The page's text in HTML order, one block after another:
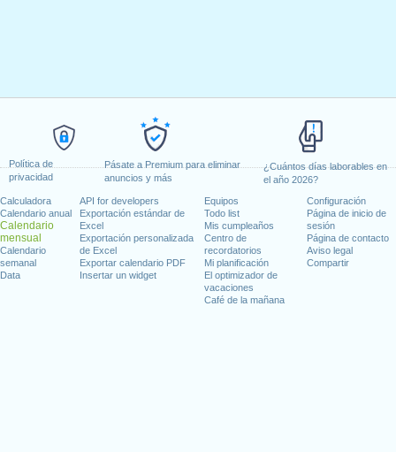
Política de
privacidad
Pásate a Premium para eliminar
anuncios y más
¿Cuántos días laborables en
el año 2026?
Calculadora
Calendario anual
Calendario
mensual
Calendario
semanal
Data
API for developers
Exportación estándar de
Excel
Exportación personalizada
de Excel
Exportar calendario PDF
Insertar un widget
Equipos
Todo list
Mis cumpleaños
Centro de
recordatorios
Mi planificación
El optimizador de
vacaciones
Café de la mañana
Configuración
Página de inicio de
sesión
Página de contacto
Aviso legal
Compartir